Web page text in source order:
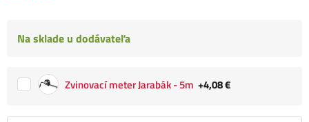
Na sklade u dodávateľa
Zvinovací meter Jarabák - 5m +4,08 €